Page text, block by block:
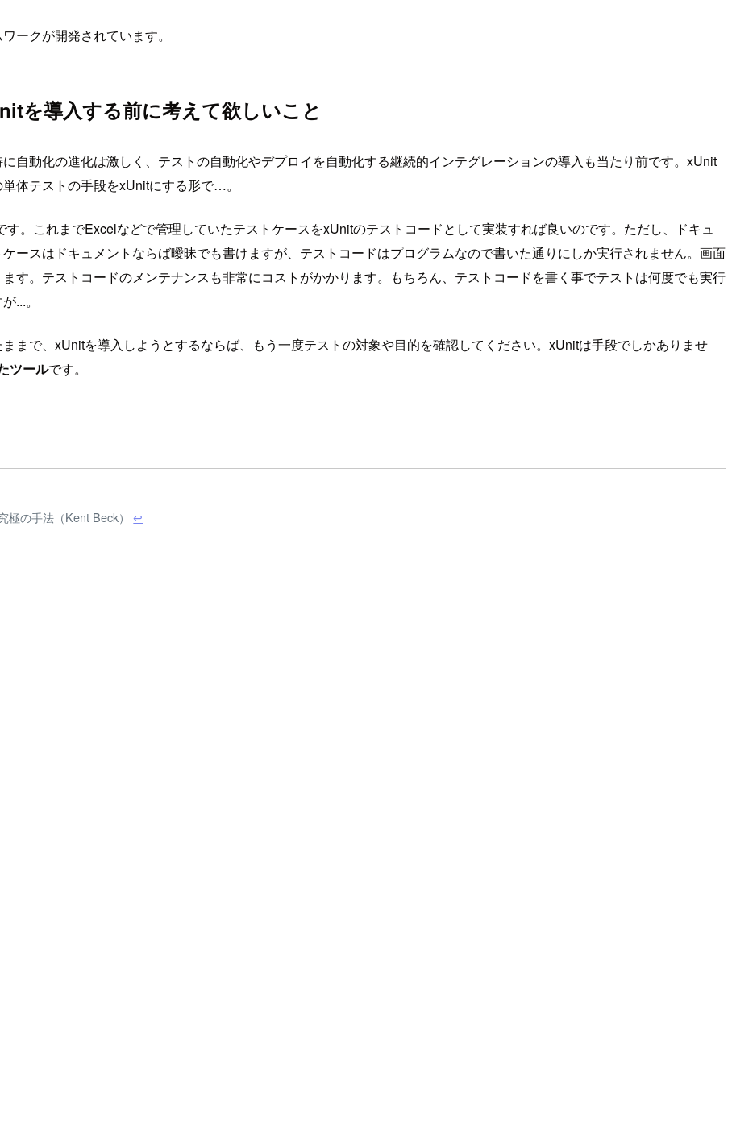
ークが開発されています。
を導入する前に考えて欲しいこと
自動化の進化は激しく、テストの自動化やデプロイを自動化する継続的インテグレーションの導入も当たり前です。xUnit
体テストの手段をxUnitにする形で…。
。これまでExcelなどで管理していたテストケースをxUnitのテストコードとして実装すれば良いのです。ただし、ドキュ
ースはドキュメントならば曖昧でも書けますが、テストコードはプログラムなので書いた通りにしか実行されません。画面
す。テストコードのメンテナンスも非常にコストがかかります。もちろん、テストコードを書く事でテストは何度でも実行
...。
まで、xUnitを導入しようとするならば、もう一度テストの対象や目的を確認してください。xUnitは手段でしかありませ
ツールです。
極の手法（Kent Beck）↩